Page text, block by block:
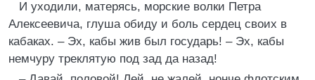
И уходили, матерясь, морские волки Петра
Алексеевича, глуша обиду и боль сердец своих в
кабаках. – Эх, кабы жив был государь! – Эх, кабы
немчуру треклятую под зад да назад!